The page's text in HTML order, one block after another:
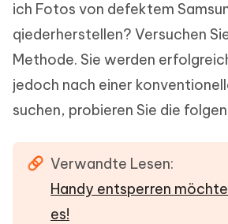
ich Fotos von defektem
qiederherstellen? Versuchen
Methode. Sie werden
jedoch nach einer
suchen, probieren Sie die
Verwandte Lesen:
Handy entsperren
es!